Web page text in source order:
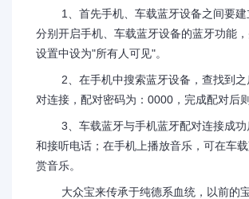
1、首先手机、车载蓝牙设备之间要建
分别开启手机、车载蓝牙设备的蓝牙功能
设置中设为"所有人可见"。
2、在手机中搜索蓝牙设备，查找到之
对连接，配对密码为：0000，完成配对后
3、车载蓝牙与手机蓝牙配对连接成功
和接听电话；在手机上播放音乐，可在车
赏音乐。
大众宝来传承于纯德系血统，以前的